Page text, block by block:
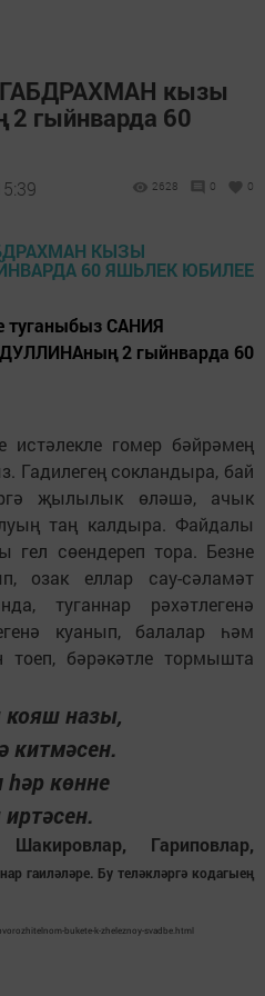
кызы
гыйнварда 60
2628 0 0
туганыбыз САНИЯ
2 гыйнварда 60
истәлекле гомер бәйрәмең
Гадилегең сокландыра, бай
җылылык өләшә, ачык
таң калдыра. Файдалы
гел сөендереп тора. Безне
озак еллар сау-сәламәт
туганнар рәхәтлегенә
куанып, балалар һәм
тоеп, бәрәкәтле тормышта
кояш назы,
китмәсен.
көнне
Гариповлар,
гаиләләре. Бу теләкләргә кодагыең
bukete-k-zheleznoy-svadbe.html